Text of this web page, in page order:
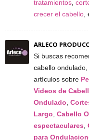
tratamientos
crecer el cabello
ARLECO
Si buscas
cabello
artículos sobre
Videos de
Ondulado
Largo Cabello
espectaculares
para